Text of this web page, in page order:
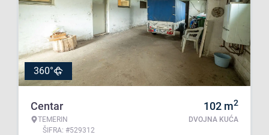
360°
Centar
TEMERIN
ŠIFRA: #529312
102 m2
DVOJNA KUĆA